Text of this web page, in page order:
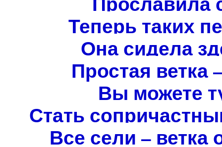
Теперь таких
Она сидела
Простая ветка
Вы можете
Стать
Все сели – ветка